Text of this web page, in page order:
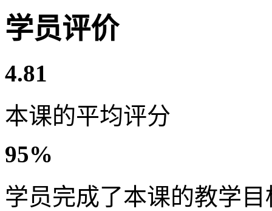
学员评价
4.81
本课的平均评分
95%
学员完成了本课的教学目